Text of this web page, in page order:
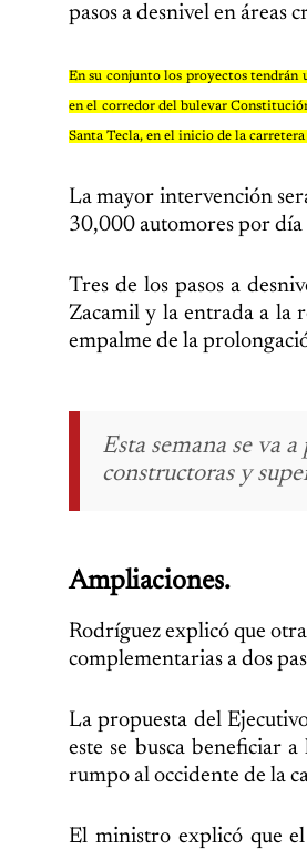
pasos a desnivel en áreas
En su conjunto los proyectos tendrán
en el corredor del bulevar
Santa Tecla, en el inicio de la
La mayor intervención
30,000 automores por día
Tres de los pasos a
Zacamil y la entrada a la
empalme de la
Esta semana se va
constructoras y
Ampliaciones.
Rodríguez explicó que
complementarias a dos
La propuesta del
este se busca beneficiar
rumpo al occidente de la
El ministro explicó que el